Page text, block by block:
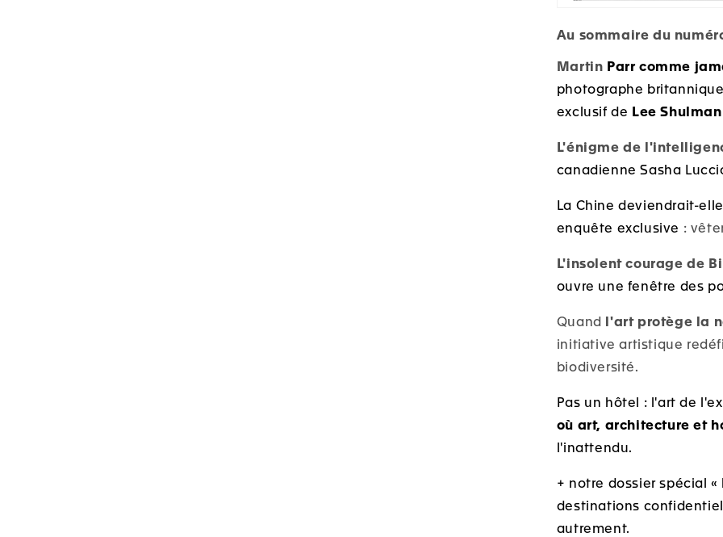
Au sommaire du
Martin Parr comme
photographe
exclusifde Lee Shulman
L'énigme de
canadienne Sasha
La Chine deviendrait-
enquête exclusive :
L'insolent courage de
ouvre une fenêtre des
Quand l'art protège la
initiative artistique
biodiversité.
Pas un hôtel : l'art de
où art, architecture et
l'inattendu.
+ notre dossier spécial «
destinations
autrement.